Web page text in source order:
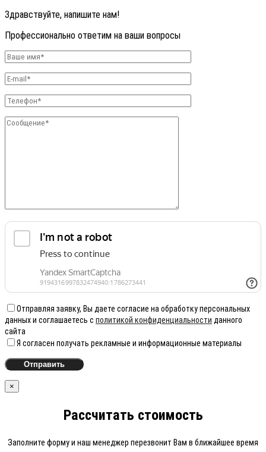
Здравствуйте, напишите нам!
Профессионально ответим на ваши вопросы
Отправляя заявку, Вы даете согласие на обработку персональных
данных и соглашаетесь с политикой конфиденциальности данного
сайта
Я согласен получать рекламные и информационные материалы
×
Рассчитать стоимость
Заполните форму и наш менеджер перезвонит Вам в ближайшее время